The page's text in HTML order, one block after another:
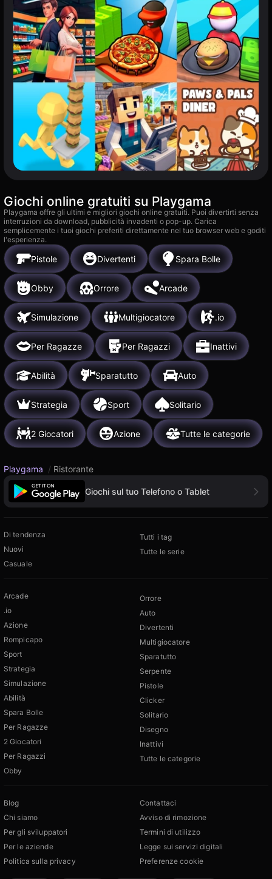
Giochi online gratuiti su Playgama
Playgama offre gli ultimi e migliori giochi online gratuiti. Puoi divertirti senza
interruzioni da download, pubblicità invadenti o pop-up. Carica
semplicemente i tuoi giochi preferiti direttamente nel tuo browser web e goditi
l'esperienza.
Pistole Divertenti Spara Bolle
Obby Orrore Arcade
Simulazione Multigiocatore .io
Per Ragazze Per Ragazzi Inattivi
Abilità Sparatutto Auto
Strategia Sport Solitario
2 Giocatori Azione Tutte le categorie
Playgama / Ristorante
Giochi sul tuo Telefono o Tablet
Di tendenza
Nuovi
Casuale
Tutti i tag
Tutte le serie
Arcade
.io
Azione
Rompicapo
Sport
Strategia
Simulazione
Abilità
Spara Bolle
Per Ragazze
2 Giocatori
Per Ragazzi
Obby
Orrore
Auto
Divertenti
Multigiocatore
Sparatutto
Serpente
Pistole
Clicker
Solitario
Disegno
Inattivi
Tutte le categorie
Blog
Chi siamo
Per gli sviluppatori
Per le aziende
Politica sulla privacy
Contattaci
Avviso di rimozione
Termini di utilizzo
Legge sui servizi digitali
Preferenze cookie